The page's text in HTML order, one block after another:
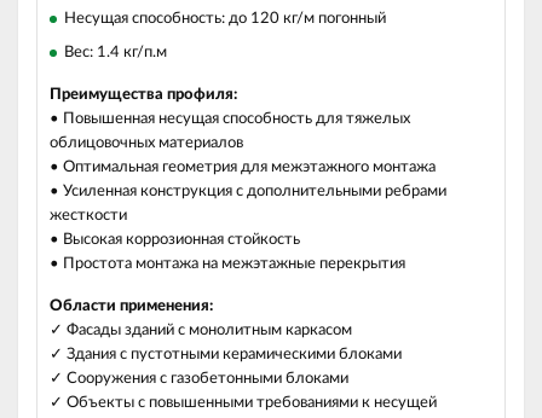
Несущая способность: до 120 кг/м погонный
Вес: 1.4 кг/п.м
Преимущества профиля:
• Повышенная несущая способность для тяжелых
облицовочных материалов
• Оптимальная геометрия для межэтажного монтажа
• Усиленная конструкция с дополнительными ребрами
жесткости
• Высокая коррозионная стойкость
• Простота монтажа на межэтажные перекрытия
Области применения:
✓ Фасады зданий с монолитным каркасом
✓ Здания с пустотными керамическими блоками
✓ Сооружения с газобетонными блоками
✓ Объекты с повышенными требованиями к несущей